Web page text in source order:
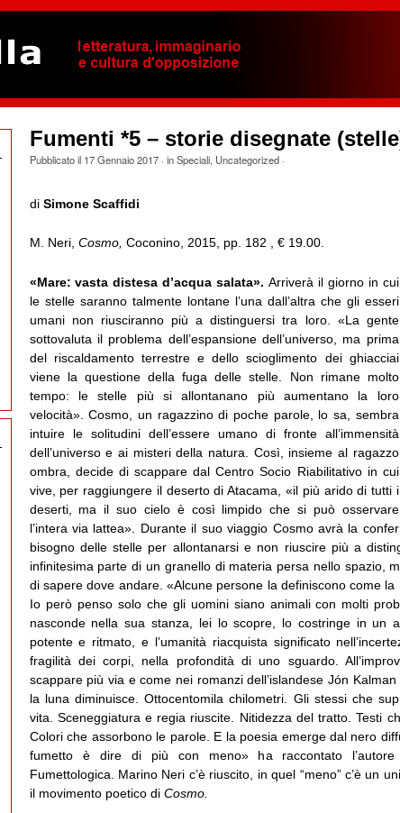
Fumenti *5 – storie disegnate
Pubblicato il 17 Gennaio 2017· inSpeciali, Uncategorized·
di Simone Scaffidi
M. Neri, Cosmo, Coconino, 2015, pp. 182 , € 19.00.
«Mare: vasta distesa d’acqua salata».Arriverà il giorno in cui
le stelle saranno talmente lontane l’una dall’altra che gli esseri
umani non riusciranno più a distinguersi tra loro. «La gente
sottovaluta il problema dell’espansione dell’universo, ma prima
del riscaldamento terrestre e dello scioglimento dei ghiacciai
viene la questione della fuga delle stelle. Non rimane molto
tempo: le stelle più si allontanano più aumentano la loro
velocità». Cosmo, un ragazzino di poche parole, lo sa, sembra
intuire le solitudini dell’essere umano di fronte all’immensità
dell’universo e ai misteri della natura. Così, insieme al ragazzo
ombra, decide di scappare dal Centro Socio Riabilitativo in cui
vive, per raggiungere il deserto di Atacama, «il più arido di tutti i
deserti, ma il suo cielo è così limpido che si può osservare
l’intera via lattea». Durante il suo viaggio Cosmo avrà la
bisogno delle stelle per allontanarsi e non riuscire più a
infinitesima parte di un granello di materia persa nello spazio,
di sapere dove andare. «Alcune persone la definiscono come la
Io però penso solo che gli uomini siano animali con molti
nasconde nella sua stanza, lei lo scopre, lo costringe in un
potente e ritmato, e l’umanità riacquista significato
fragilità dei corpi, nella profondità di uno sguardo.
scappare più via e come nei romanzi dell’islandese Jón Kalman
la luna diminuisce . Ottocentomila chilometri. Gli stessi che
vita.
Sceneggiatura e regia riuscite. Nitidezza del tratto. Testi
Colori che assorbono le parole. E la poesia emerge dal nero
fumetto è dire di più con meno» ha raccontato
Fumettologica. Marino Neri c’è riuscito, in quel “meno” c’è un
il movimento poetico di Cosmo.